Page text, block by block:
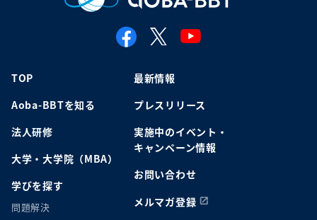
TOP
Aoba-BBTを知る
法人研修
大学・大学院（MBA）
学びを探す
問題解決
最新情報
プレスリリース
実施中のイベント・
キャンペーン情報
お問い合わせ
メルマガ登録